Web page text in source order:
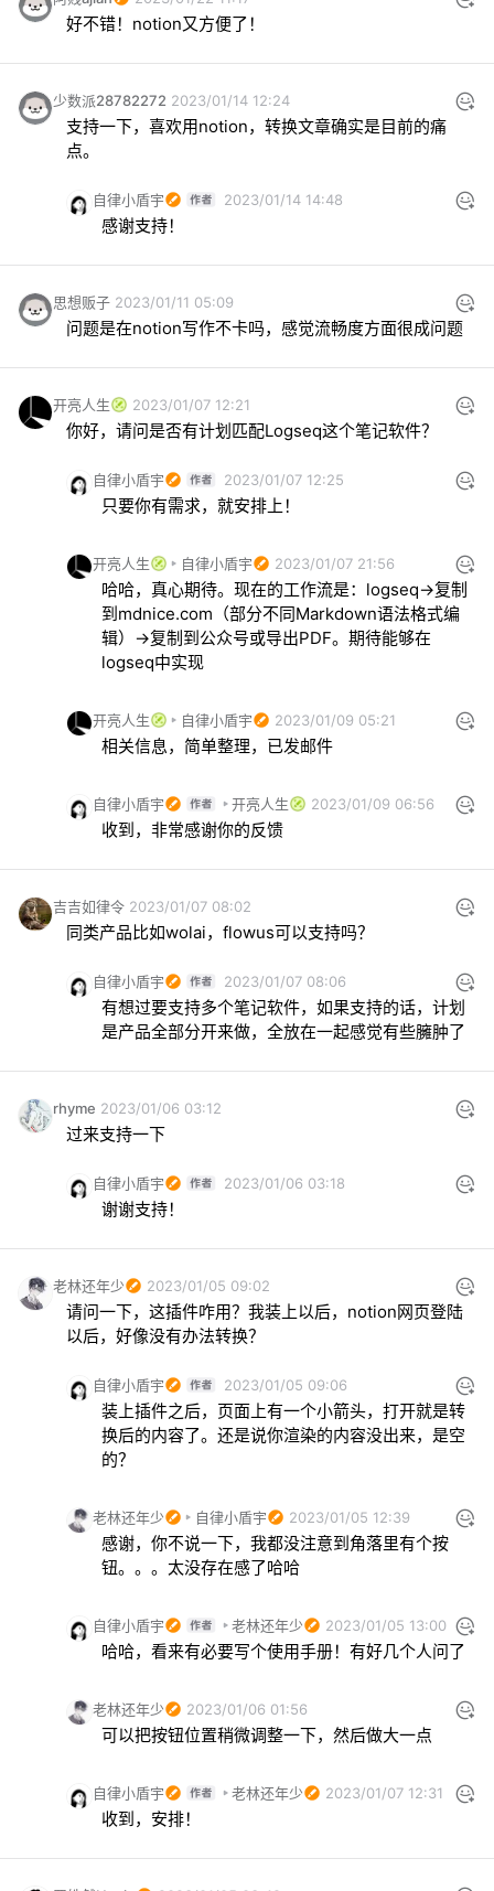
好不错！notion又方便了！
少数派28782272 2023/01/14 12:24
支持一下，喜欢用notion，转换文章确实是目前的痛
点。
自律小盾宇 2023/01/14 14:48
感谢支持！
思想贩子 2023/01/11 05:09
问题是在notion写作不卡吗，感觉流畅度方面很成问题
开亮人生 2023/01/07 12:21
你好，请问是否有计划匹配Logseq这个笔记软件？
自律小盾宇 2023/01/07 12:25
只要你有需求，就安排上！
开亮人生 自律小盾宇 2023/01/07 21:56
哈哈，真心期待。现在的工作流是：logseq→复制
到mdnice.com（部分不同Markdown语法格式编
辑）→复制到公众号或导出PDF。期待能够在
logseq中实现
开亮人生 自律小盾宇 2023/01/09 05:21
相关信息，简单整理，已发邮件
自律小盾宇 开亮人生 2023/01/09 06:56
收到，非常感谢你的反馈
吉吉如律令 2023/01/07 08:02
同类产品比如wolai，flowus可以支持吗？
自律小盾宇 2023/01/07 08:06
有想过要支持多个笔记软件，如果支持的话，计划
是产品全部分开来做，全放在一起感觉有些臃肿了
rhyme 2023/01/06 03:12
过来支持一下
自律小盾宇 2023/01/06 03:18
谢谢支持！
老林还年少 2023/01/05 09:02
请问一下，这插件咋用？我装上以后，notion网页登陆
以后，好像没有办法转换？
自律小盾宇 2023/01/05 09:06
装上插件之后，页面上有一个小箭头，打开就是转
换后的内容了。还是说你渲染的内容没出来，是空
的？
老林还年少 自律小盾宇 2023/01/05 12:39
感谢，你不说一下，我都没注意到角落里有个按
钮。。。太没存在感了哈哈
自律小盾宇 老林还年少 2023/01/05 13:00
哈哈，看来有必要写个使用手册！有好几个人问了
老林还年少 2023/01/06 01:56
可以把按钮位置稍微调整一下，然后做大一点
自律小盾宇 老林还年少 2023/01/07 12:31
收到，安排！